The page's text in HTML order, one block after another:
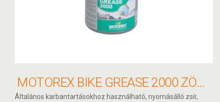
MOTOREX BIKE GREASE 2000 ZÖLD ZSÍR 100G
Általános karbantartásokhoz használható, nyomásálló zsír,